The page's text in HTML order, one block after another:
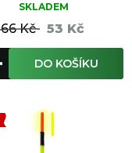
SKLADEM
66 Kč 53 Kč
DO KOŠÍKU